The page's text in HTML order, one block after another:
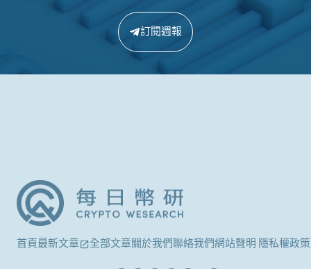
訂閱週報
首頁最新文章 全部文章關於我們聯絡我們網站聲明 隱私權政策